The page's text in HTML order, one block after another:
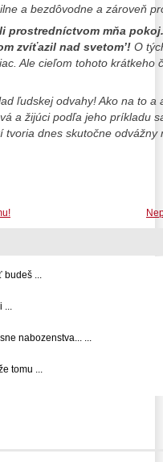
a bezdôvodne a zároveň
prostredníctvom mňa
zvíťazil nad svetom’! O
Ale cieľom tohoto krátkeho
ľudskej odvahy! Ako na to a
a žijúci podľa jeho príkladu
tvoria dnes skutočne
budeš ...
...
nabozenstva... ...
tomu ...